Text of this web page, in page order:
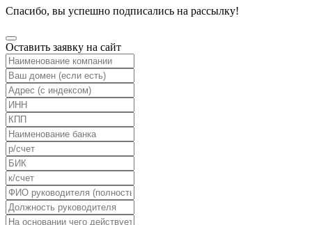
Спасибо, вы успешно подписались на рассылку!
Оставить заявку на сайт